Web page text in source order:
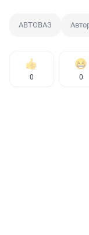
АВТОВАЗ
0 0